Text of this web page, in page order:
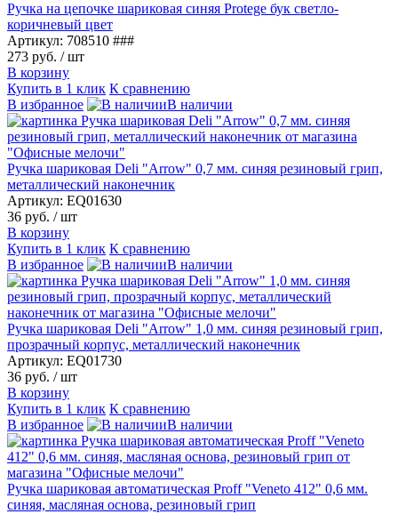
Ручка на цепочке шариковая синяя Protege бук светло-
коричневый цвет
Артикул: 708510 ###
273 руб. / шт
В корзину
Купить в 1 клик К сравнению
В избранное
В наличии
Ручка шариковая Deli "Arrow" 0,7 мм. синяя резиновый грип,
металлический наконечник
Артикул: EQ01630
36 руб. / шт
В корзину
Купить в 1 клик К сравнению
В избранное
В наличии
Ручка шариковая Deli "Arrow" 1,0 мм. синяя резиновый грип,
прозрачный корпус, металлический наконечник
Артикул: EQ01730
36 руб. / шт
В корзину
Купить в 1 клик К сравнению
В избранное
В наличии
Ручка шариковая автоматическая Proff "Veneto 412" 0,6 мм.
синяя, масляная основа, резиновый грип